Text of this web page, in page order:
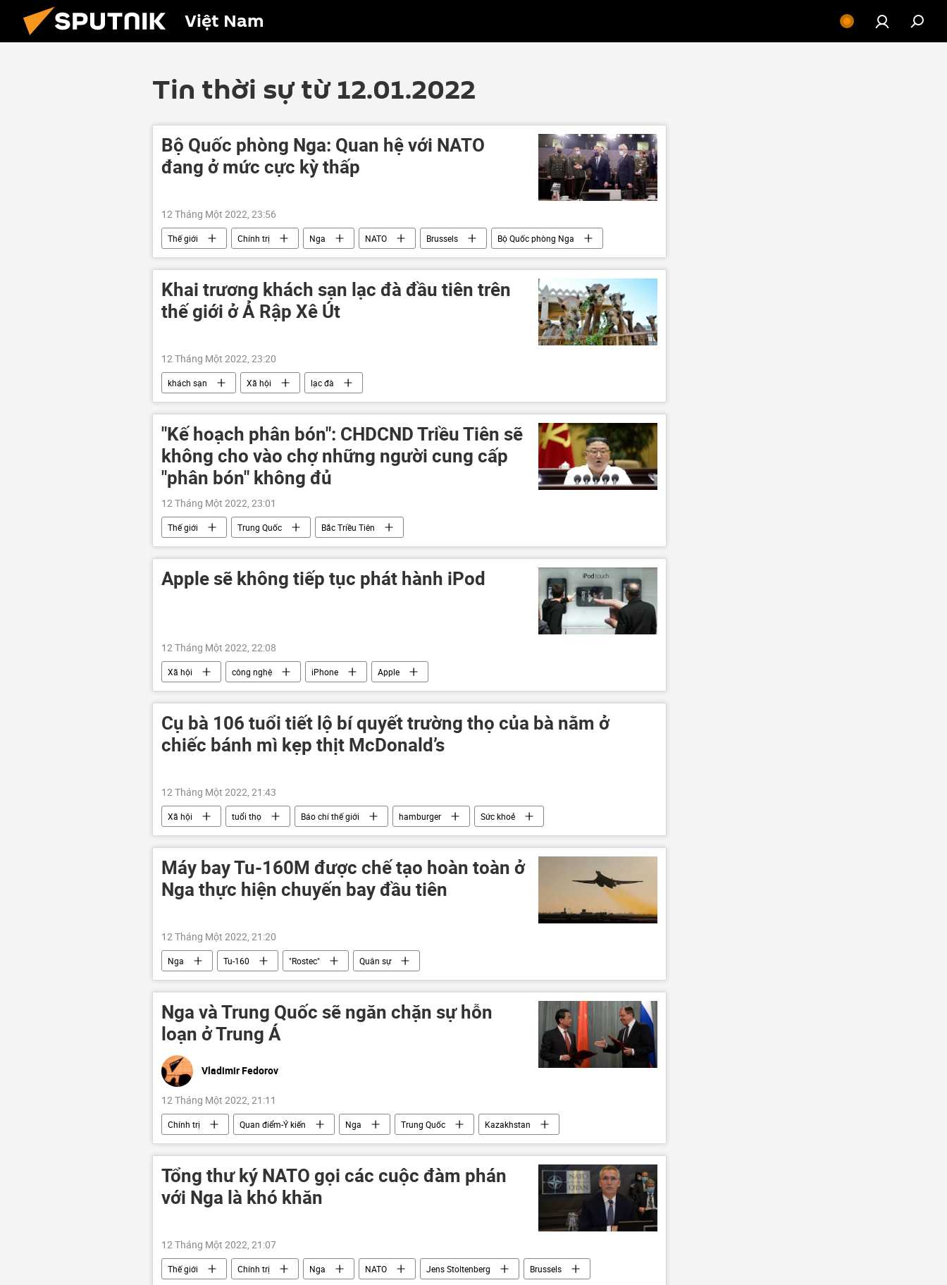
Việt Nam
Tin thời sự từ 12.01.2022
Bộ Quốc phòng Nga: Quan hệ với NATO
đang ở mức cực kỳ thấp
12 Tháng Một 2022, 23:56
Thế giới Chính trị Nga NATO Brussels Bộ Quốc phòng Nga
Khai trương khách sạn lạc đà đầu tiên trên
thế giới ở Ả Rập Xê Út
12 Tháng Một 2022, 23:20
khách sạn Xã hội lạc đà
"Kế hoạch phân bón": CHDCND Triều Tiên sẽ
không cho vào chợ những người cung cấp
"phân bón" không đủ
12 Tháng Một 2022, 23:01
Thế giới Trung Quốc Bắc Triều Tiên
Apple sẽ không tiếp tục phát hành iPod
12 Tháng Một 2022, 22:08
Xã hội công nghệ iPhone Apple
Cụ bà 106 tuổi tiết lộ bí quyết trường thọ của bà nằm ở
chiếc bánh mì kẹp thịt McDonald’s
12 Tháng Một 2022, 21:43
Xã hội tuổi thọ Báo chí thế giới hamburger Sức khoẻ
Máy bay Tu-160M được chế tạo hoàn toàn ở
Nga thực hiện chuyến bay đầu tiên
12 Tháng Một 2022, 21:20
Nga Tu-160 "Rostec" Quân sự
Nga và Trung Quốc sẽ ngăn chặn sự hỗn
loạn ở Trung Á
Vladimir Fedorov
12 Tháng Một 2022, 21:11
Chính trị Quan điểm-Ý kiến Nga Trung Quốc
Kazakhstan
Bạo loạn ở Kazakhstan
Sergey Lavrov CSTO Tác giả
Tổng thư ký NATO gọi các cuộc đàm phán
với Nga là khó khăn
12 Tháng Một 2022, 21:07
Thế giới Chính trị Nga NATO Jens Stoltenberg Brussels